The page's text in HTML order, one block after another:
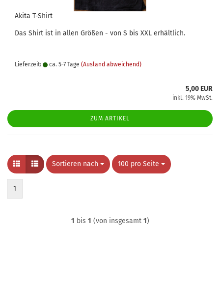
Akita T-Shirt
Das Shirt ist in allen Größen - von S bis XXL erhältlich.
Lieferzeit: ca. 5-7 Tage (Ausland abweichend)
5,00 EUR
inkl. 19% MwSt.
ZUM ARTIKEL
Sortieren nach
Sortieren nach 100 pro Seite
pro Seite
1
1 bis 1 (von insgesamt 1)